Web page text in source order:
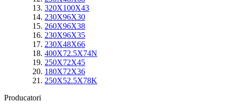
320X100X43
230X96X30
260X96X38
230X96X35
230X48X66
400X72.5X74N
250X72X45
180X72X36
250X52.5X78K
Producatori